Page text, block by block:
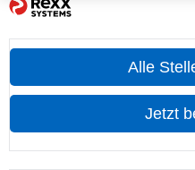
Deutsch
Stellenangebote
Unsere Benefits
Alle
Jetzt